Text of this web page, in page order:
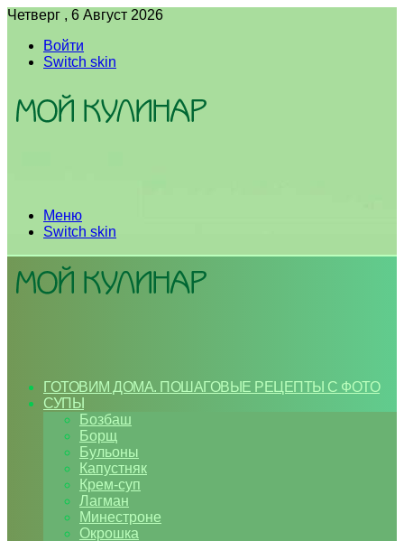
Четверг , 6 Август 2026
Войти
Switch skin
Меню
Switch skin
ГОТОВИМ ДОМА. ПОШАГОВЫЕ РЕЦЕПТЫ С ФОТО
СУПЫ
Бозбаш
Борщ
Бульоны
Капустняк
Крем-суп
Лагман
Минестроне
Окрошка